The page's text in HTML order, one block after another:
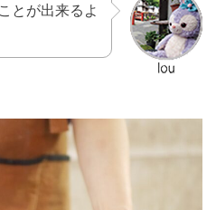
とが出来るよ